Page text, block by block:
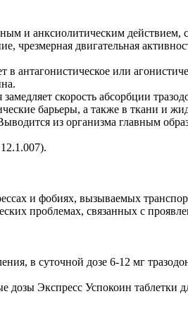
и анксиолитическим действием,
чрезмерная двигательная
антагонистическое или
скорость абсорбции
барьеры, а также в ткани и
из организма главным
и фобиях, вызываемых
проблемах, связанных с
в суточной дозе 6-12 мг
дозы Экспресс Успокоин таблетки